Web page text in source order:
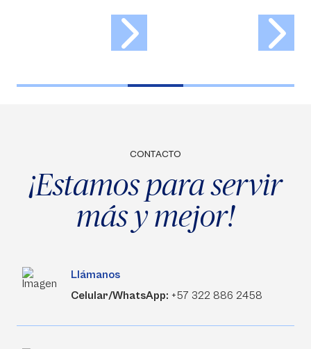
CONTACTO
¡Estamos para servir
más y mejor!
Llámanos
Celular/WhatsApp: +57 322 886 2458